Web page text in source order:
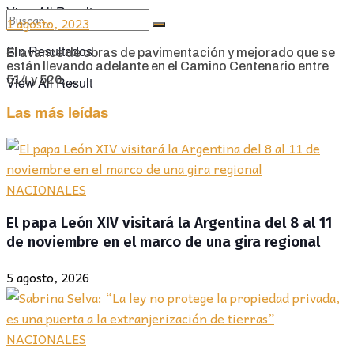
View All Result
Sin Resultados
View All Result
1 agosto, 2023
El avance de obras de pavimentación y mejorado que se
están llevando adelante en el Camino Centenario entre
514 y 520, ...
Las más leídas
NACIONALES
El papa León XIV visitará la Argentina del 8 al 11
de noviembre en el marco de una gira regional
5 agosto, 2026
NACIONALES